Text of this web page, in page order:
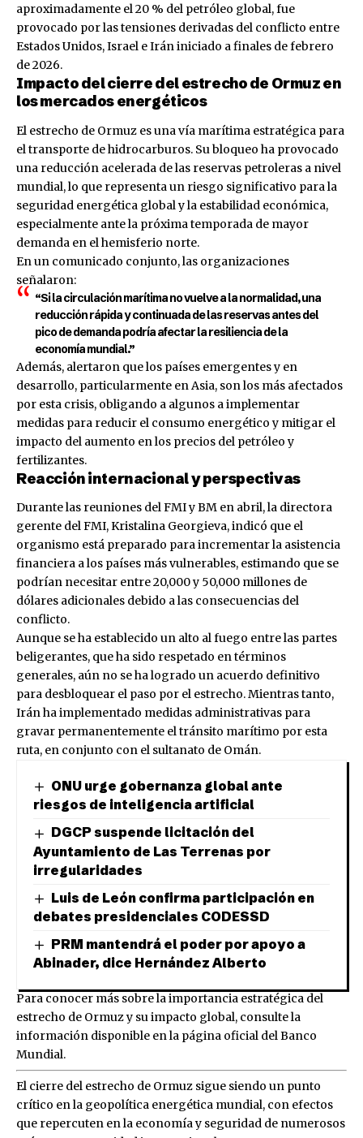
aproximadamente el 20 % del petróleo global, fue
provocado por las tensiones derivadas del conflicto entre
Estados Unidos, Israel e Irán iniciado a finales de febrero
de 2026.
Impacto del cierre del estrecho de Ormuz en
los mercados energéticos
El estrecho de Ormuz es una vía marítima estratégica para
el transporte de hidrocarburos. Su bloqueo ha provocado
una reducción acelerada de las reservas petroleras a nivel
mundial, lo que representa un riesgo significativo para la
seguridad energética global y la estabilidad económica,
especialmente ante la próxima temporada de mayor
demanda en el hemisferio norte.
En un comunicado conjunto, las organizaciones
señalaron:
“Si la circulación marítima no vuelve a la normalidad, una
reducción rápida y continuada de las reservas antes del
pico de demanda podría afectar la resiliencia de la
economía mundial.”
Además, alertaron que los países emergentes y en
desarrollo, particularmente en Asia, son los más afectados
por esta crisis, obligando a algunos a implementar
medidas para reducir el consumo energético y mitigar el
impacto del aumento en los precios del petróleo y
fertilizantes.
Reacción internacional y perspectivas
Durante las reuniones del FMI y BM en abril, la directora
gerente del FMI, Kristalina Georgieva, indicó que el
organismo está preparado para incrementar la asistencia
financiera a los países más vulnerables, estimando que se
podrían necesitar entre 20,000 y 50,000 millones de
dólares adicionales debido a las consecuencias del
conflicto.
Aunque se ha establecido un alto al fuego entre las partes
beligerantes, que ha sido respetado en términos
generales, aún no se ha logrado un acuerdo definitivo
para desbloquear el paso por el estrecho. Mientras tanto,
Irán ha implementado medidas administrativas para
gravar permanentemente el tránsito marítimo por esta
ruta, en conjunto con el sultanato de Omán.
ONU urge gobernanza global ante
riesgos de inteligencia artificial
DGCP suspende licitación del
Ayuntamiento de Las Terrenas por
irregularidades
Luis de León confirma participación en
debates presidenciales CODESSD
PRM mantendrá el poder por apoyo a
Abinader, dice Hernández Alberto
Para conocer más sobre la importancia estratégica del
estrecho de Ormuz y su impacto global, consulte la
información disponible en la página oficial del Banco
Mundial.
El cierre del estrecho de Ormuz sigue siendo un punto
crítico en la geopolítica energética mundial, con efectos
que repercuten en la economía y seguridad de numerosos